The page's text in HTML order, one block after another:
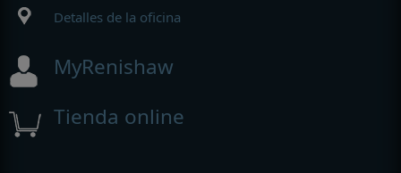
Detalles de la oficina
MyRenishaw
Tienda online